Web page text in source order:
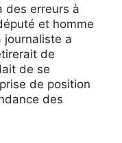
des erreurs à
et homme
journaliste a
de
de se
de position
des